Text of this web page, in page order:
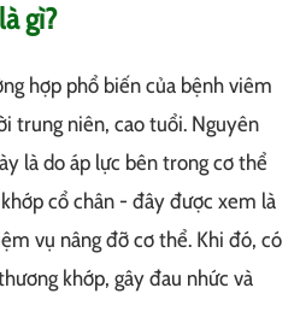
gì?
hợp phổ biến của bệnh viêm
trung niên, cao tuổi. Nguyên
là do áp lực bên trong cơ thể
cổ chân - đây được xem là
vụ nâng đỡ cơ thể. Khi đó, có
khớp, gây đau nhức và